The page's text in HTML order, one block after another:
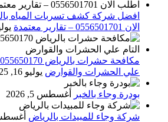
الان 0556501701‬‏ – تقارير معتمدة
يوليو
علي الحشرات والقوارض يوليو 16, 2025
بودرة وجاء بالخبر أغسطس 5, 2026
شركة وجاء للمبيدات بالرياض أغسطس 1,